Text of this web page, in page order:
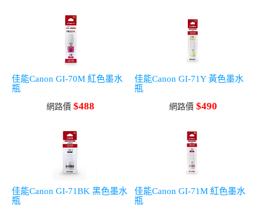
佳能Canon GI-70M 紅色墨水
瓶
網路價 $488
佳能Canon GI-71Y 黃色墨水
瓶
網路價 $490
佳能Canon GI-71BK 黑色墨水
瓶
佳能Canon GI-71M 紅色墨水
瓶